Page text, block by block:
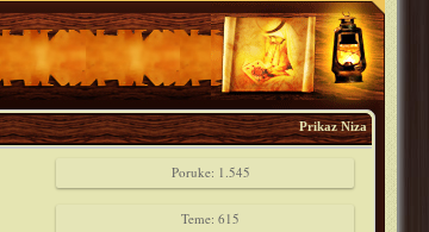
Prikaz Niza
Poruke: 1.545
Teme: 615